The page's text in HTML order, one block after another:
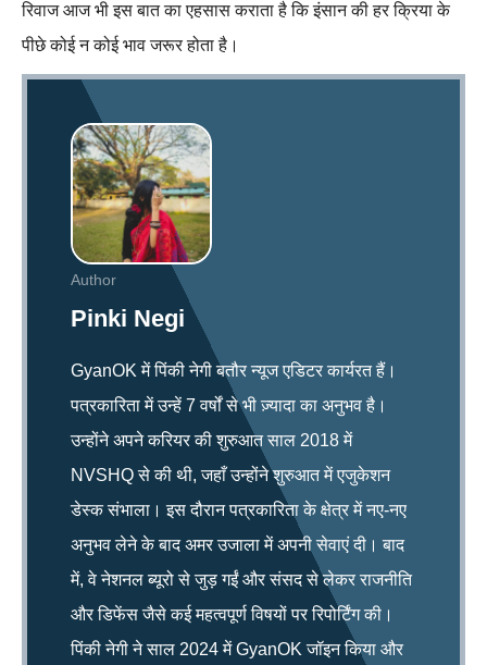
रिवाज आज भी इस बात का एहसास कराता है कि इंसान की हर क्रिया के
पीछे कोई न कोई भाव जरूर होता है।
Author
Pinki Negi
GyanOK में पिंकी नेगी बतौर न्यूज एडिटर कार्यरत हैं।
पत्रकारिता में उन्हें 7 वर्षों से भी ज़्यादा का अनुभव है।
उन्होंने अपने करियर की शुरुआत साल 2018 में
NVSHQ से की थी, जहाँ उन्होंने शुरुआत में एजुकेशन
डेस्क संभाला। इस दौरान पत्रकारिता के क्षेत्र में नए-नए
अनुभव लेने के बाद अमर उजाला में अपनी सेवाएं दी। बाद
में, वे नेशनल ब्यूरो से जुड़ गईं और संसद से लेकर राजनीति
और डिफेंस जैसे कई महत्वपूर्ण विषयों पर रिपोर्टिंग की।
पिंकी नेगी ने साल 2024 में GyanOK जॉइन किया और